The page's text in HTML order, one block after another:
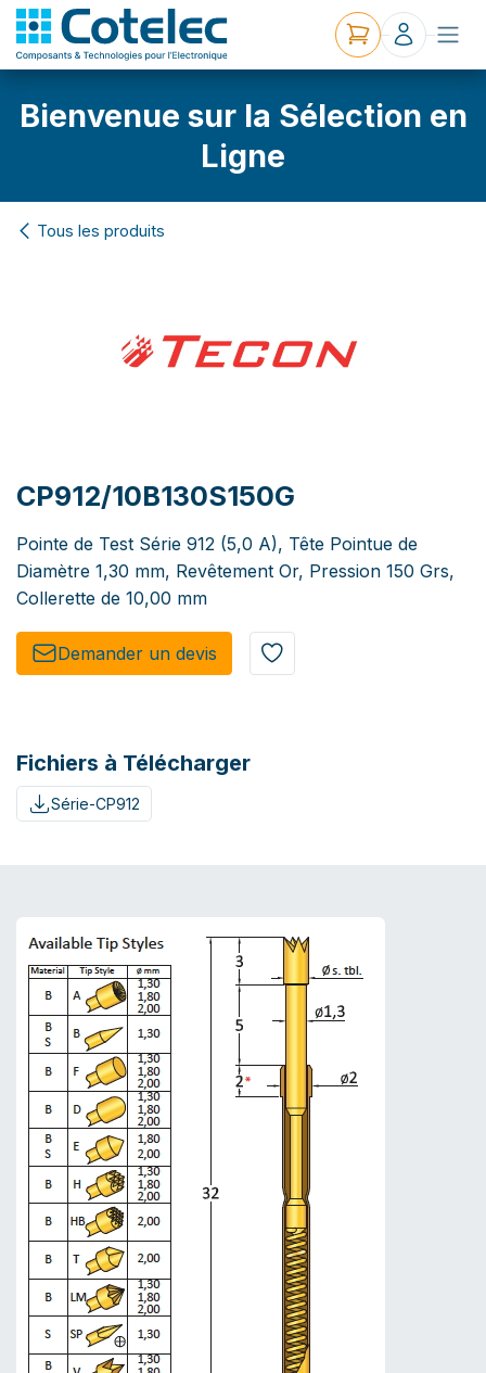
Bienvenue sur la Sélection en
Ligne
Tous les produits
CP912/10B130S150G
Pointe de Test Série 912 (5,0 A), Tête Pointue de
Diamètre 1,30 mm, Revêtement Or, Pression 150 Grs,
Collerette de 10,00 mm
Demander un de​​vis​​
Fichiers à Télécharger
Série-CP912